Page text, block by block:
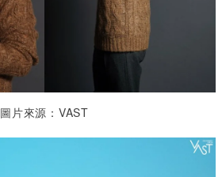
圖片來源：VAST